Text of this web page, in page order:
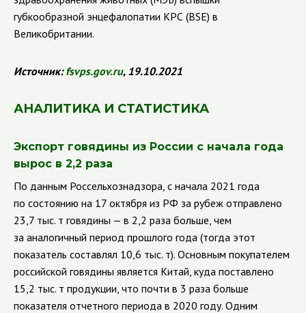
губкообразной энцефалопатии КРС (BSE) в
Великобритании.
Источник:fsvps.gov.ru, 19.10.2021
АНАЛИТИКА И СТАТИСТИКА
Экспорт говядины из России с начала года
вырос в 2,2 раза
По данным Россельхознадзора, с начала 2021 года
по состоянию на 17 октября из РФ за рубеж отправлено
23,7 тыс. т говядины — в 2,2 раза больше, чем
за аналогичный период прошлого года (тогда этот
показатель составлял 10,6 тыс. т). Основным покупателем
российской говядины является Китай, куда поставлено
15,2 тыс. т продукции, что почти в 3 раза больше
показателя отчетного периода в 2020 году. Одним